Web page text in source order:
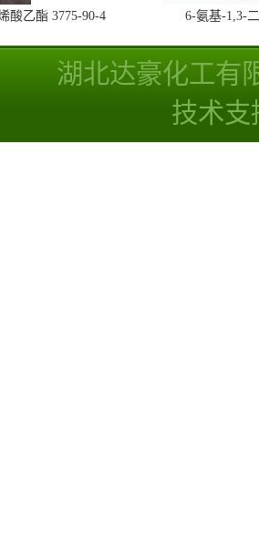
酸乙酯 3775-90-4 6-氨基-1,3-
湖北达豪化工有
技术